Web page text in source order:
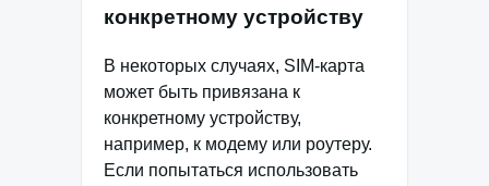
конкретному устройству
В некоторых случаях, SIM-карта
может быть привязана к
конкретному устройству,
например, к модему или роутеру.
Если попытаться использовать